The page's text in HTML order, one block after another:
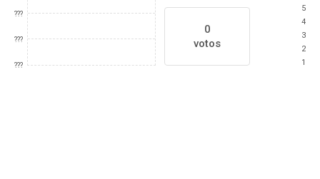
???
???
???
0
votos
5
4
3
2
1